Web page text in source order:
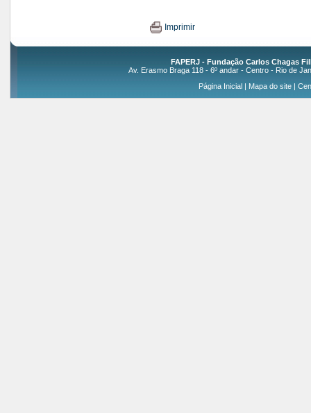
Imprimir
FAPERJ - Fundação Carlos Chagas
Av. Erasmo Braga 118 - 6º andar - Centro - Rio de
Página Inicial| Mapa do site|